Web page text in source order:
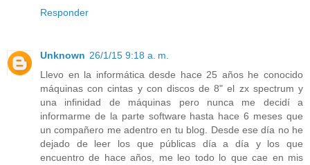
Responder
Unknown 26/1/15 9:18 a. m.
Llevo en la informática desde hace 25 años he conocido
máquinas con cintas y con discos de 8" el zx spectrum y
una infinidad de máquinas pero nunca me decidí a
informarme de la parte software hasta hace 6 meses que
un compañero me adentro en tu blog. Desde ese día no he
dejado de leer los que públicas día a día y los que
encuentro de hace años, me leo todo lo que cae en mis